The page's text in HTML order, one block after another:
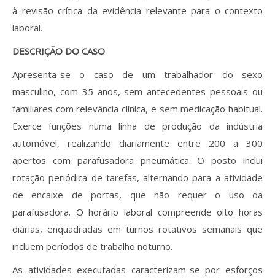
à revisão crítica da evidência relevante para o contexto
laboral.
DESCRIÇÃO DO CASO
Apresenta-se o caso de um trabalhador do sexo
masculino, com 35 anos, sem antecedentes pessoais ou
familiares com relevância clínica, e sem medicação habitual.
Exerce funções numa linha de produção da indústria
automóvel, realizando diariamente entre 200 a 300
apertos com parafusadora pneumática. O posto inclui
rotação periódica de tarefas, alternando para a atividade
de encaixe de portas, que não requer o uso da
parafusadora. O horário laboral compreende oito horas
diárias, enquadradas em turnos rotativos semanais que
incluem períodos de trabalho noturno.
As atividades executadas caracterizam-se por esforços